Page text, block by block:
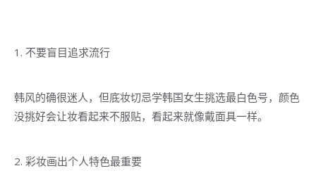
1. 不要盲目追求流行
韩风的确很迷人，但底妆切忌学韩国女生挑选最白色号，颜色
没挑好会让妆看起来不服贴，看起来就像戴面具一样。
2. 彩妆画出个人特色最重要